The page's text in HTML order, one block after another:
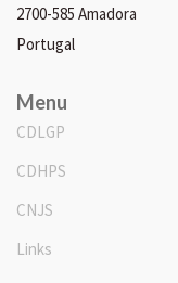
2700-585 Amadora
Portugal
Menu
CDLGP
CDHPS
CNJS
Links